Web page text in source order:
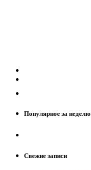
Популярное за неделю
Свежие записи